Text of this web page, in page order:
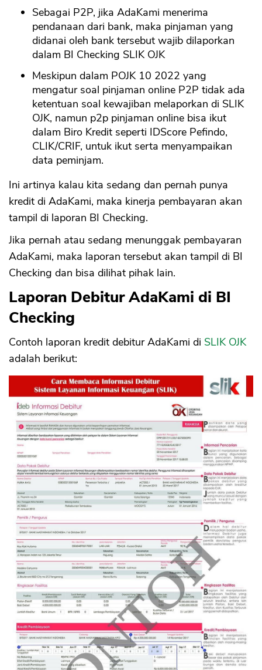
Sebagai P2P, jika AdaKami menerima
pendanaan dari bank, maka pinjaman yang
didanai oleh bank tersebut wajib dilaporkan
dalam BI Checking SLIK OJK
Meskipun dalam POJK 10 2022 yang
mengatur soal pinjaman online P2P tidak ada
ketentuan soal kewajiban melaporkan di SLIK
OJK, namun p2p pinjaman online bisa ikut
dalam Biro Kredit seperti IDScore Pefindo,
CLIK/CRIF, untuk ikut serta menyampaikan
data peminjam.
Ini artinya kalau kita sedang dan pernah punya
kredit di AdaKami, maka kinerja pembayaran akan
tampil di laporan BI Checking.
Jika pernah atau sedang menunggak pembayaran
AdaKami, maka laporan tersebut akan tampil di BI
Checking dan bisa dilihat pihak lain.
Laporan Debitur AdaKami di BI
Checking
Contoh laporan kredit debitur AdaKami di SLIK OJK
adalah berikut: